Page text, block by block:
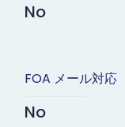
No
FOA メール対応
No